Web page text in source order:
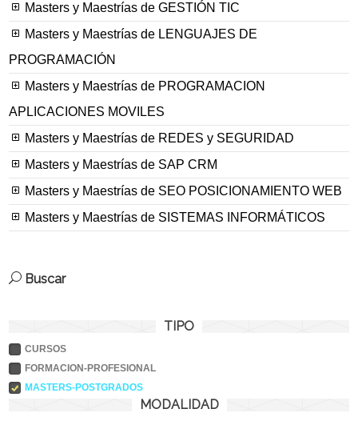
Masters y Maestrías de GESTIÓN TIC
Masters y Maestrías de LENGUAJES DE
PROGRAMACIÓN
Masters y Maestrías de PROGRAMACION
APLICACIONES MOVILES
Masters y Maestrías de REDES y SEGURIDAD
Masters y Maestrías de SAP CRM
Masters y Maestrías de SEO POSICIONAMIENTO WEB
Masters y Maestrías de SISTEMAS INFORMÁTICOS
Buscar
TIPO
CURSOS
FORMACION-PROFESIONAL
MASTERS-POSTGRADOS
MODALIDAD